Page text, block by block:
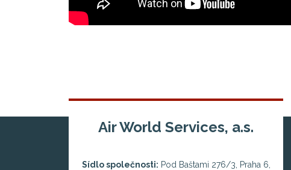
Air World Services, a.s.
Sídlo společnosti: Pod Baštami 276/3, Praha 6,